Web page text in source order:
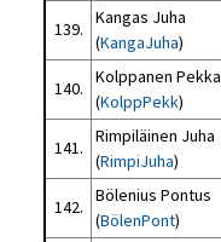
139.
Kangas Juha
(KangaJuha)
140.
Kolppanen Pekka
(KolppPekk)
141.
Rimpiläinen Juha
(RimpiJuha)
142.
Bölenius Pontus
(BölenPont)